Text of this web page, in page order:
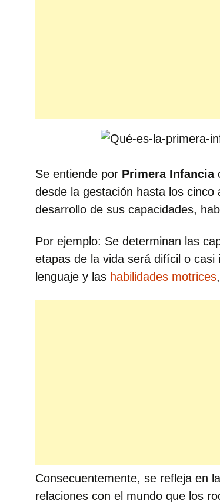
Se entiende por Primera Infancia
desde la gestación hasta los
desarrollo de sus capacidades,
Por ejemplo: Se determinan las
etapas de la vida será difícil o casi
lenguaje y las habilidades motrices
Consecuentemente, se refleja en
relaciones con el mundo que los